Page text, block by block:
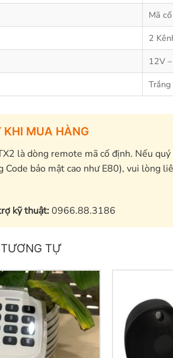
Mã
2
12V
Trắng
KHI MUA HÀNG
là dòng remote mã cố định. Nếu
Code bảo mật cao như E80), vui lòng
kỹ thuật:0966.88.3186
TỰ